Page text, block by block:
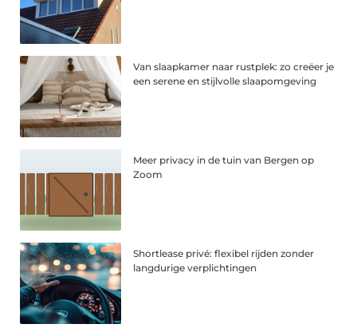
Van slaapkamer naar rustplek: zo creëer je
een serene en stijlvolle slaapomgeving
Meer privacy in de tuin van Bergen op
Zoom
Shortlease privé: flexibel rijden zonder
langdurige verplichtingen